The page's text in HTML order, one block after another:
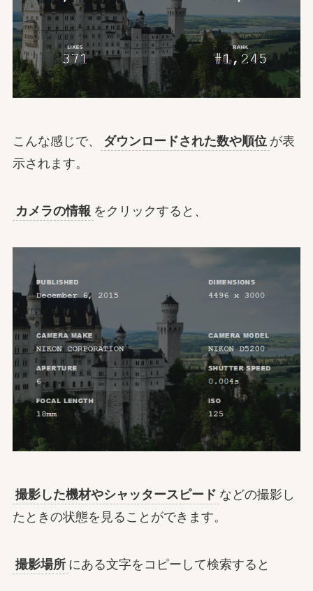
こんな感じで、 ダウンロードされた数や順位 が表
示されます。
カメラの情報 をクリックすると、
撮影した機材やシャッタースピード などの撮影し
たときの状態を見ることができます。
撮影場所 にある文字をコピーして検索すると